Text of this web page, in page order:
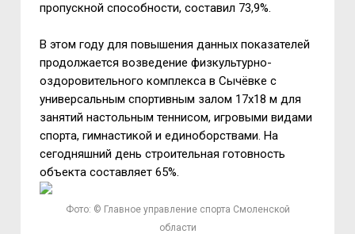
пропускной способности, составил 73,9%.
В этом году для повышения данных показателей
продолжается возведение физкультурно-
оздоровительного комплекса в Сычёвке с
универсальным спортивным залом 17х18 м для
занятий настольным теннисом, игровыми видами
спорта, гимнастикой и единоборствами. На
сегодняшний день строительная готовность
объекта составляет 65%.
Фото: © Главное управление спорта Смоленской
области